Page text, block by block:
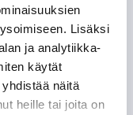
Lisäksi
ja analytiikka-
käytät
näitä
heille tai joita on